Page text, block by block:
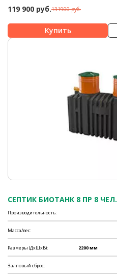
119 900 руб.131900 руб.
СЕПТИК БИОТАНК 8 ПР 8 ЧЕЛ.
Производительность:
Масса/вес:
Размеры (ДхШхВ): 2200 мм
Залповый сброс: